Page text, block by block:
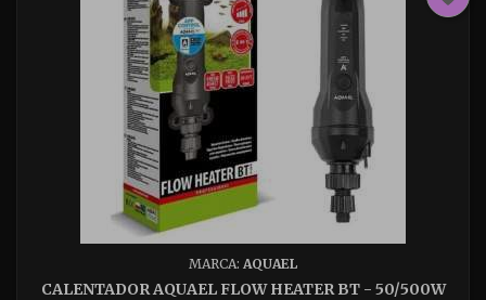
MARCA: AQUAEL
CALENTADOR AQUAEL FLOW HEATER BT - 50/500W